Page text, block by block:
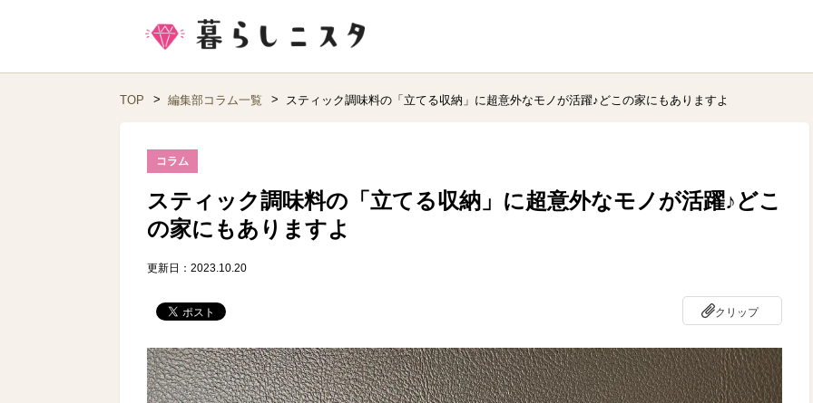
TOP 編集部コラム一覧 スティック調味料の「立てる収納」に超意外なモノが活躍♪どこの家にもありますよ
コラム
スティック調味料の「立てる収納」に超意外なモノが活躍♪どこ
の家にもありますよ
更新日：2023.10.20
クリップ